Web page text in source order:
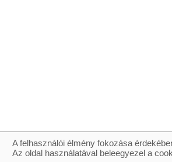
A felhasználói élmény fokozása
Az oldal használatával beleegyezel a